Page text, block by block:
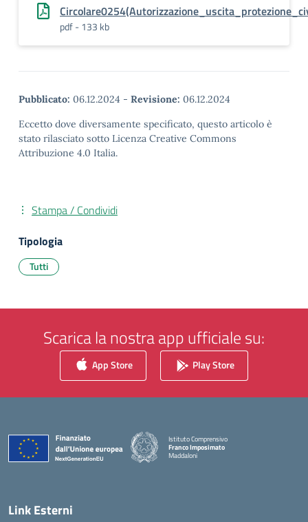
pdf - 133 kb
Pubblicato: 06.12.2024 - Revisione: 06.12.2024
Eccetto dove diversamente specificato, questo articolo è
stato rilasciato sotto Licenza Creative Commons
Attribuzione 4.0 Italia.
Stampa / Condividi
Tipologia
Tutti
Scarica la nostra app ufficiale su:
App Store Play Store
Istituto Comprensivo
Franco Imposimato
Maddaloni
Link Esterni